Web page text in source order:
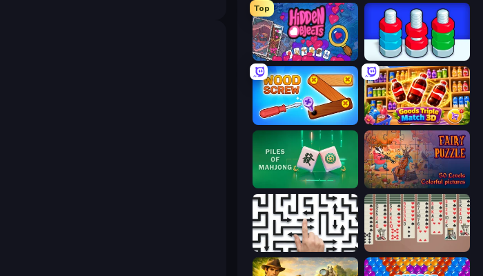
Top
Hidden Objects
Wood Screw: Bolts Puzzle Goods Triple Match 3D
Piles of Mahjong Fairy Puzzle
Arrow Escape: Puzzle Spider Solitaire 2 Suits